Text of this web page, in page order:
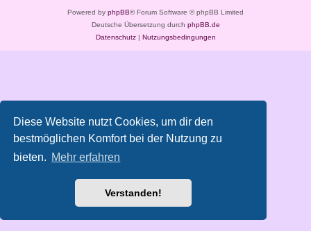
Diese Website nutzt Cookies, um dir den
bestmöglichen Komfort bei der Nutzung zu
bieten. Mehr erfahren
Verstanden!
Powered by phpBB® Forum Software © phpBB Limited
Deutsche Übersetzung durch phpBB.de
Datenschutz| Nutzungsbedingungen